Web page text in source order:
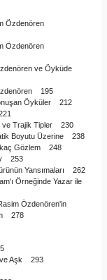
Özdenören
Özdenören
ve Öyküde
195
Öyküler 212
ve Trajik Tipler 230
Boyutu Üzerine 238
Gözlem 248
253
Yansımaları 262
Örneğinde Yazar ile
Özdenören'in
278
ve Aşk 293